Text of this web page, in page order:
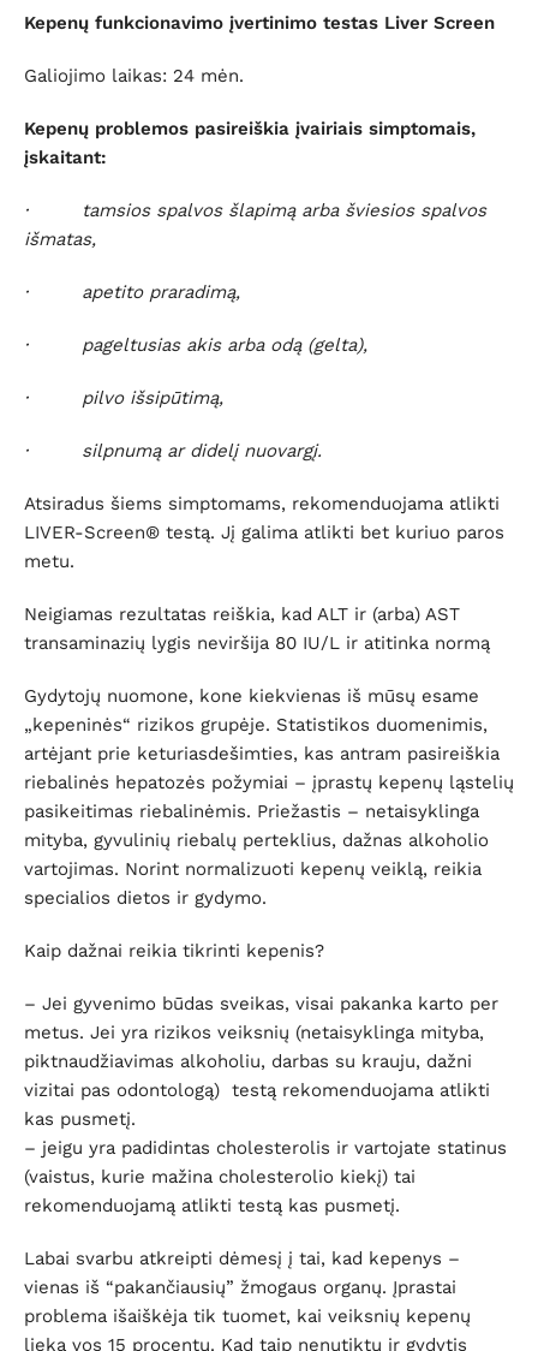
Kepenų funkcionavimo įvertinimo testas Liver Screen
Galiojimo laikas: 24 mėn.
Kepenų problemos pasireiškia įvairiais simptomais,
įskaitant:
· tamsios spalvos šlapimą arba šviesios spalvos
išmatas,
· apetito praradimą,
· pageltusias akis arba odą (gelta),
· pilvo išsipūtimą,
· silpnumą ar didelį nuovargį.
Atsiradus šiems simptomams, rekomenduojama atlikti
LIVER-Screen® testą. Jį galima atlikti bet kuriuo paros
metu.
Neigiamas rezultatas reiškia, kad ALT ir (arba) AST
transaminazių lygis neviršija 80 IU/L ir atitinka normą
Gydytojų nuomone, kone kiekvienas iš mūsų esame
„kepeninės“ rizikos grupėje. Statistikos duomenimis,
artėjant prie keturiasdešimties, kas antram pasireiškia
riebalinės hepatozės požymiai – įprastų kepenų ląstelių
pasikeitimas riebalinėmis. Priežastis – netaisyklinga
mityba, gyvulinių riebalų perteklius, dažnas alkoholio
vartojimas. Norint normalizuoti kepenų veiklą, reikia
specialios dietos ir gydymo.
Kaip dažnai reikia tikrinti kepenis?
– Jei gyvenimo būdas sveikas, visai pakanka karto per
metus. Jei yra rizikos veiksnių (netaisyklinga mityba,
piktnaudžiavimas alkoholiu, darbas su krauju, dažni
vizitai pas odontologą) testą rekomenduojama atlikti
kas pusmetį.
– jeigu yra padidintas cholesterolis ir vartojate statinus
(vaistus, kurie mažina cholesterolio kiekį) tai
rekomenduojamą atlikti testą kas pusmetį.
Labai svarbu atkreipti dėmesį į tai, kad kepenys –
vienas iš “pakančiausių” žmogaus organų. Įprastai
problema išaiškėja tik tuomet, kai veiksnių kepenų
lieka vos 15 procentų. Kad taip nenutiktų ir gydytis